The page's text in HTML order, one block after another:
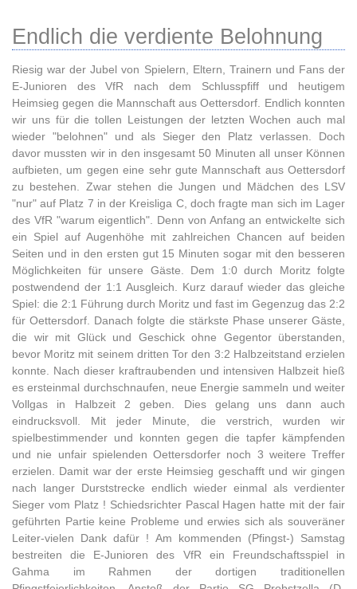
Endlich die verdiente Belohnung
Riesig war der Jubel von Spielern, Eltern, Trainern und Fans der
E-Junioren des VfR nach dem Schlusspfiff und heutigem
Heimsieg gegen die Mannschaft aus Oettersdorf. Endlich konnten
wir uns für die tollen Leistungen der letzten Wochen auch mal
wieder "belohnen" und als Sieger den Platz verlassen. Doch
davor mussten wir in den insgesamt 50 Minuten all unser Können
aufbieten, um gegen eine sehr gute Mannschaft aus Oettersdorf
zu bestehen. Zwar stehen die Jungen und Mädchen des LSV
"nur" auf Platz 7 in der Kreisliga C, doch fragte man sich im Lager
des VfR "warum eigentlich". Denn von Anfang an entwickelte sich
ein Spiel auf Augenhöhe mit zahlreichen Chancen auf beiden
Seiten und in den ersten gut 15 Minuten sogar mit den besseren
Möglichkeiten für unsere Gäste. Dem 1:0 durch Moritz folgte
postwendend der 1:1 Ausgleich. Kurz darauf wieder das gleiche
Spiel: die 2:1 Führung durch Moritz und fast im Gegenzug das 2:2
für Oettersdorf. Danach folgte die stärkste Phase unserer Gäste,
die wir mit Glück und Geschick ohne Gegentor überstanden,
bevor Moritz mit seinem dritten Tor den 3:2 Halbzeitstand erzielen
konnte. Nach dieser kraftraubenden und intensiven Halbzeit hieß
es ersteinmal durchschnaufen, neue Energie sammeln und weiter
Vollgas in Halbzeit 2 geben. Dies gelang uns dann auch
eindrucksvoll. Mit jeder Minute, die verstrich, wurden wir
spielbestimmender und konnten gegen die tapfer kämpfenden
und nie unfair spielenden Oettersdorfer noch 3 weitere Treffer
erzielen. Damit war der erste Heimsieg geschafft und wir gingen
nach langer Durststrecke endlich wieder einmal als verdienter
Sieger vom Platz ! Schiedsrichter Pascal Hagen hatte mit der fair
geführten Partie keine Probleme und erwies sich als souveräner
Leiter-vielen Dank dafür ! Am kommenden (Pfingst-) Samstag
bestreiten die E-Junioren des VfR ein Freundschaftsspiel in
Gahma im Rahmen der dortigen traditionellen